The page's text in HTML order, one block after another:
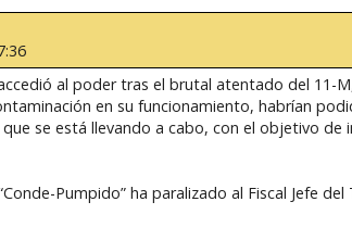
al poder tras el brutal atentado del 11-
en su funcionamiento, habrían
se está llevando a cabo, con el objetivo de
Pumpido” ha paralizado al Fiscal Jefe